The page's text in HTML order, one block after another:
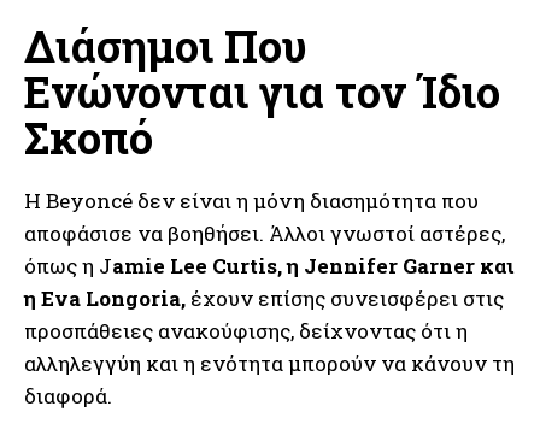
Διάσημοι Που
Ενώνονται για τον Ίδιο
Σκοπό
Η Beyoncé δεν είναι η μόνη διασημότητα που
αποφάσισε να βοηθήσει. Άλλοι γνωστοί αστέρες,
όπως η Jamie Lee Curtis, η Jennifer Garner και
η Eva Longoria, έχουν επίσης συνεισφέρει στις
προσπάθειες ανακούφισης, δείχνοντας ότι η
αλληλεγγύη και η ενότητα μπορούν να κάνουν τη
διαφορά.